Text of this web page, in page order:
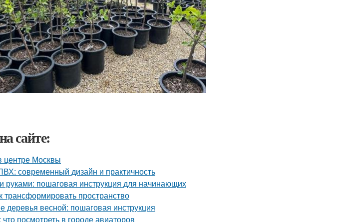
сайте:
центре Москвы
современный дизайн и практичность
руками: пошаговая инструкция для начинающих
трансформировать пространство
деревья весной: пошаговая инструкция
посмотреть в городе авиаторов